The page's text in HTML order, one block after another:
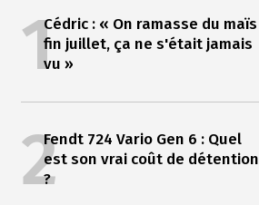
1Cédric : « On ramasse du maïs
fin juillet, ça ne s'était jamais
vu »
2Fendt 724 Vario Gen 6 : Quel
est son vrai coût de détention
?